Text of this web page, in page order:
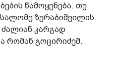
წამოყენება. თუ
ზურაბიშვილის
ძალიან კარგად
რომან გოცირიძემ.